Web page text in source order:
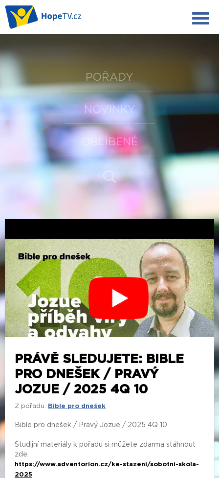
POŘADY
NOVINKY
OBLÍBENÉ
PRÁVĚ SLEDUJETE: BIBLE
PRO DNEŠEK / PRAVÝ
JOZUE / 2025 4Q 10
Z pořadu: Bible pro dnešek
Bible pro dnešek / Pravý Jozue / 2025 4Q 10
Studijní materiály k pořadu si můžete zdarma stáhnout
zde:
https://www.adventorion.cz/ke-stazeni/sobotni-skola-
2025